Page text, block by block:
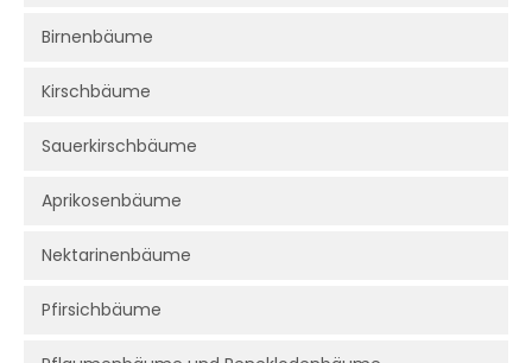
Birnenbäume
Kirschbäume
Sauerkirschbäume
Aprikosenbäume
Nektarinenbäume
Pfirsichbäume